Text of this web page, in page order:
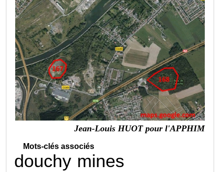
Jean-Louis HUOT pour l'APPHIM
Mots-clés associés
douchy mines